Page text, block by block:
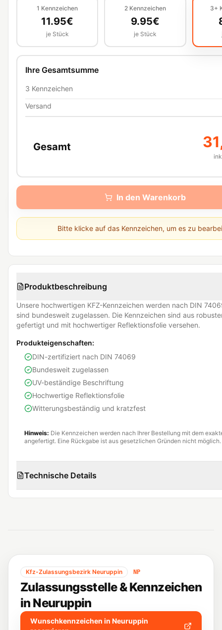
1 Kennzeichen
11.95€
je Stück
2 Kennzeichen
9.95€
je Stück
3+
Ihre Gesamtsumme
3 Kennzeichen
Versand
Gesamt
In den Warenkorb
Bitte klicke auf das Kennzeichen, um es zu
Produktbeschreibung
Unsere hochwertigen KFZ-Kennzeichen werden nach DIN
sind bundesweit zugelassen. Die Kennzeichen sind aus
gefertigt und mit hochwertiger Reflektionsfolie versehen.
Produkteigenschaften:
DIN-zertifiziert nach DIN 74069
Bundesweit zugelassen
UV-beständige Beschriftung
Hochwertige Reflektionsfolie
Witterungsbeständig und kratzfest
Hinweis: Die Kennzeichen werden nach Ihrer Bestellung mit dem
angefertigt. Eine Rückgabe ist aus gesetzlichen Gründen nicht möglich.
Technische Details
Kfz-Zulassungsbezirk Neuruppin NP
Zulassungsstelle & Kennzeichen
in Neuruppin
Wunschkennzeichen in Neuruppin